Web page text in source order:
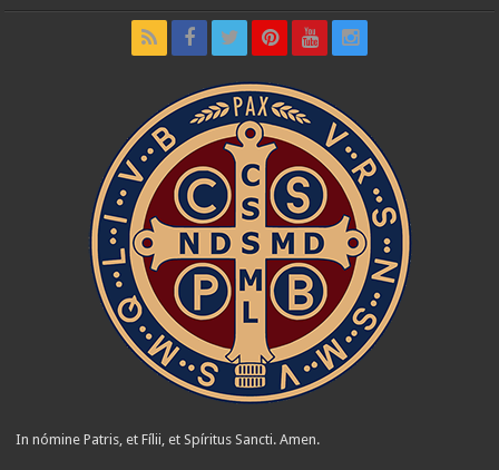
In nómine Patris, et Fílii, et Spíritus Sancti. Amen.